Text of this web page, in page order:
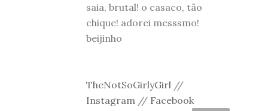
saia, brutal! o casaco, tão
chique! adorei messsmo!
beijinho
TheNotSoGirlyGirl //
Instagram // Facebook